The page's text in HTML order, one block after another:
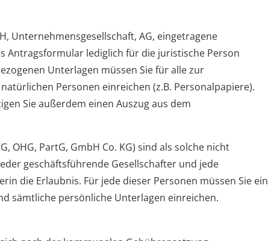
Unternehmensgesellschaft, AG, eingetragene
Antragsformular lediglich für die juristische Person
Unterlagen müssen Sie für alle zur
Personen einreichen (z.B. Personalpapiere).
Sie außerdem einen Auszug aus dem
OHG, PartG, GmbH Co. KG) sind als solche nicht
geschäftsführende Gesellschafter und jede
die Erlaubnis. Für jede dieser Personen müssen Sie ein
sämtliche persönliche Unterlagen einreichen.